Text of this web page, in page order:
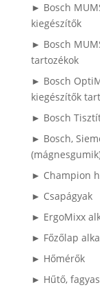
► Bosch
kiegészítők
► Bosch
tartozékok
► Bosch
kiegészítők
► Bosch
► Bosch,
► Champion
► Csapágyak
► ErgoMixx
► Főzőlap
► Hőmérők
► Hűtő,